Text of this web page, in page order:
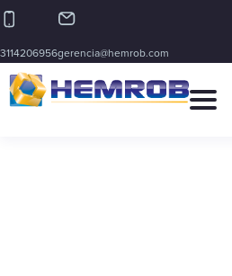
3114206956gerencia@hemrob.com